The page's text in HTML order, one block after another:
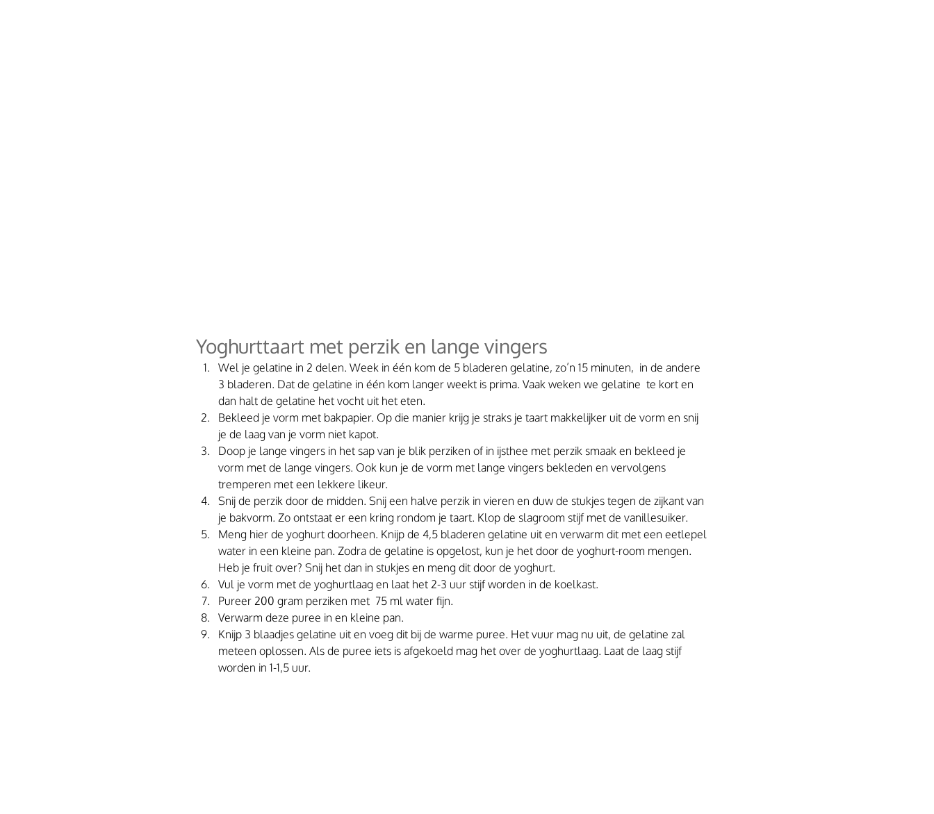
Yoghurttaart met perzik en lange vingers
Wel je gelatine in 2 delen. Week in één kom de 5 bladeren gelatine, zo’n 15 minuten,  in de andere
3 bladeren. Dat de gelatine in één kom langer weekt is prima. Vaak weken we gelatine  te kort en
dan halt de gelatine het vocht uit het eten.
Bekleed je vorm met bakpapier. Op die manier krijg je straks je taart makkelijker uit de vorm en snij
je de laag van je vorm niet kapot.
Doop je lange vingers in het sap van je blik perziken of in ijsthee met perzik smaak en bekleed je
vorm met de lange vingers. Ook kun je de vorm met lange vingers bekleden en vervolgens
tremperen met een lekkere likeur.
Snij de perzik door de midden. Snij een halve perzik in vieren en duw de stukjes tegen de zijkant van
je bakvorm. Zo ontstaat er een kring rondom je taart. Klop de slagroom stijf met de vanillesuiker.
Meng hier de yoghurt doorheen. Knijp de 4,5 bladeren gelatine uit en verwarm dit met een eetlepel
water in een kleine pan. Zodra de gelatine is opgelost, kun je het door de yoghurt-room mengen.
Heb je fruit over? Snij het dan in stukjes en meng dit door de yoghurt.
Vul je vorm met de yoghurtlaag en laat het 2-3 uur stijf worden in de koelkast.
Pureer 200 gram perziken met  75 ml water fijn.
Verwarm deze puree in en kleine pan.
Knijp 3 blaadjes gelatine uit en voeg dit bij de warme puree. Het vuur mag nu uit, de gelatine zal
meteen oplossen. Als de puree iets is afgekoeld mag het over de yoghurtlaag. Laat de laag stijf
worden in 1-1,5 uur.